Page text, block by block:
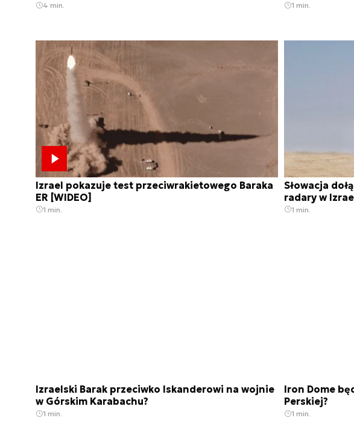
4 min. 1 min.
Izrael pokazuje test przeciwrakietowego Baraka
ER [WIDEO]
1 min.
Słowacja
radary w
1 min.
Izraelski Barak przeciwko Iskanderowi na wojnie
w Górskim Karabachu?
1 min.
Iron Dome
Perskiej?
1 min.